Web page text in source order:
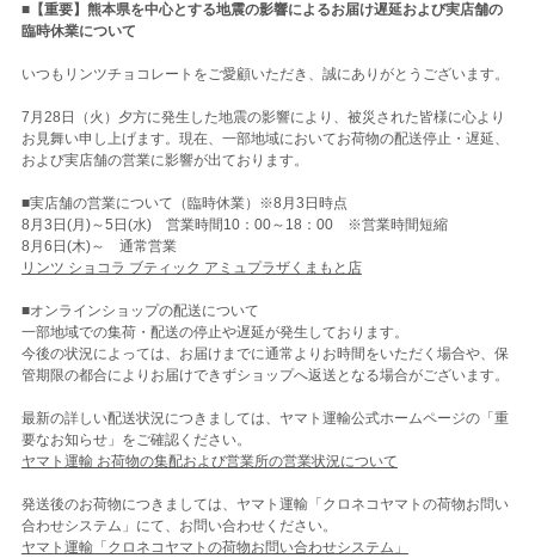
■【重要】熊本県を中心とする地震の影響によるお届け遅延および実店舗の
臨時休業について
いつもリンツチョコレートをご愛顧いただき、誠にありがとうございます。
7月28日（火）夕方に発生した地震の影響により、被災された皆様に心より
お見舞い申し上げます。現在、一部地域においてお荷物の配送停止・遅延、
および実店舗の営業に影響が出ております。
■実店舗の営業について（臨時休業）※8月3日時点
8月3日(月)～5日(水) 営業時間10：00～18：00 ※営業時間短縮
8月6日(木)～ 通常営業
リンツ ショコラ ブティック アミュプラザくまもと店
■オンラインショップの配送について
一部地域での集荷・配送の停止や遅延が発生しております。
今後の状況によっては、お届けまでに通常よりお時間をいただく場合や、保
管期限の都合によりお届けできずショップへ返送となる場合がございます。
最新の詳しい配送状況につきましては、ヤマト運輸公式ホームページの「重
要なお知らせ」をご確認ください。
ヤマト運輸 お荷物の集配および営業所の営業状況について
発送後のお荷物につきましては、ヤマト運輸「クロネコヤマトの荷物お問い
合わせシステム」にて、お問い合わせください。
ヤマト運輸「クロネコヤマトの荷物お問い合わせシステム」